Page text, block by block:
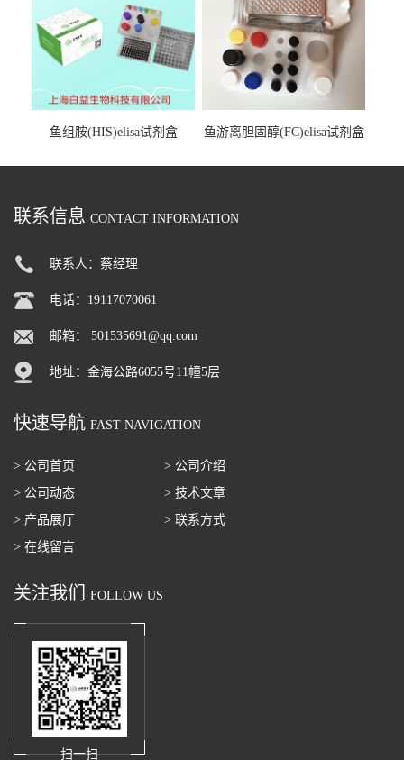
鱼组胺(HIS)elisa试剂盒 鱼游离胆固醇(FC)elisa试剂盒
联系信息 CONTACT INFORMATION
联系人：蔡经理
电话：19117070061
邮箱： 501535691@qq.com
地址：金海公路6055号11幢5层
快速导航 FAST NAVIGATION
> 公司首页
> 公司介绍
> 公司动态
> 技术文章
> 产品展厅
> 联系方式
> 在线留言
关注我们 FOLLOW US
扫一扫